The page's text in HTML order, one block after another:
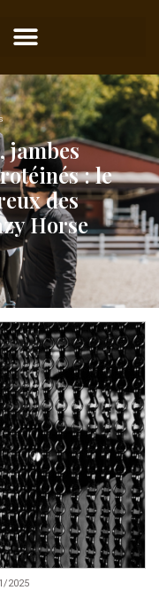
jambes
: le
des
Horse
2025